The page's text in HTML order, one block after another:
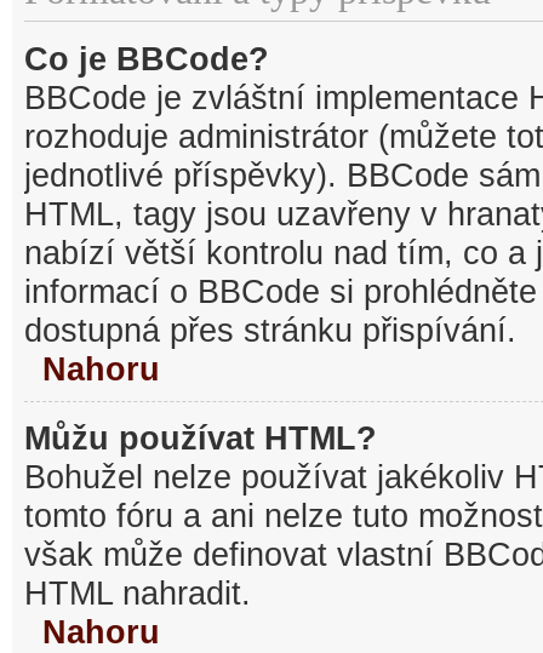
Co je BBCode?
BBCode je zvláštní implementace
rozhoduje administrátor (můžete
jednotlivé příspěvky). BBCode
HTML, tagy jsou uzavřeny v
nabízí větší kontrolu nad tím, co a
informací o BBCode si
dostupná přes stránku přispívání.
Nahoru
Můžu používat HTML?
Bohužel nelze používat jakékoliv
tomto fóru a ani nelze tuto
však může definovat vlastní
HTML nahradit.
Nahoru